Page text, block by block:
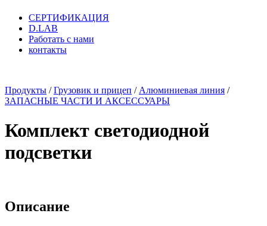
СЕРТИФИКАЦИЯ
D.LAB
Работать с нами
контакты
Продукты /Грузовик и прицеп / Алюминиевая линия /
ЗАПАСНЫЕ ЧАСТИ И АКСЕССУАРЫ
Комплект светодиодной
подсветки
Описание